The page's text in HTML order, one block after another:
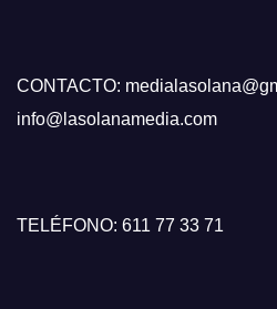
CONTACTO:
info@lasolanamedia.com
TELÉFONO: 611 77 33 71